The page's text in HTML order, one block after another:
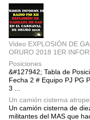
Video EXPLOSIÓN DE
ORURO 2018 1ER
Posiciones
&#127942; Tabla de
Fecha 2 # Equipo PJ PG
3 ...
Un camión cisterna
Un camión cisterna de
militantes del MAS que